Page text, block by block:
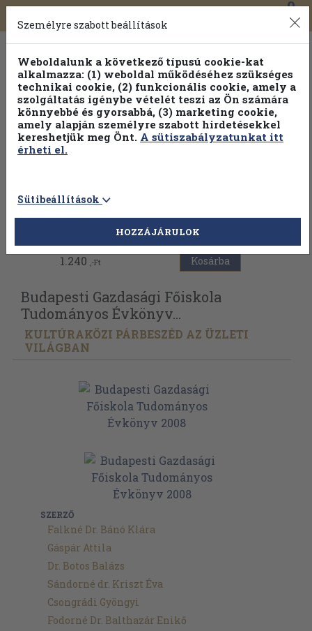
Toggle
navigation
0
Válogasson több mint 1.000.000 kiadványunk közül
100% kedvezménnyel!
Vissza az előző oldalra
1.240 ,-Ft Kosárba
Budapesti Gazdasági Főiskola
Tudományos Évkönyv...
KULTÚRAKÖZI PÁRBESZÉD AZ ÜZLETI
VILÁGBAN
SZERZŐ
Falkné Dr. Bánó Klára
Gáspár Attila
Dr. Botos Balázs
Sándorné dr. Kriszt Éva
Csongrádi Gyöngyi
Fodorné Dr. Balthazár Enikő
Személyre szabott beállítások
Weboldalunk a következő típusú cookie-kat
alkalmazza: (1) weboldal működéséhez szükséges
technikai cookie, (2) funkcionális cookie, amely a
szolgáltatás igénybe vételét teszi az Ön számára
könnyebbé és gyorsabbá, (3) marketing cookie,
amely alapján személyre szabott hirdetésekkel
kereshetjük meg Önt. A sütiszabályzatunkat itt
érheti el.
Sütibeállítások
HOZZÁJÁRULOK